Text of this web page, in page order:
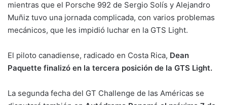
mientras que el Porsche 992 de Sergio Solís y Alejandro
Muñiz tuvo una jornada complicada, con varios problemas
mecánicos, que les impidió luchar en la GTS Light.
El piloto canadiense, radicado en Costa Rica, Dean
Paquette finalizó en la tercera posición de la GTS Light.
La segunda fecha del GT Challenge de las Américas se